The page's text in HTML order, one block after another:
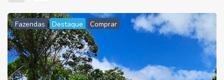
Fazendas Destaque Comprar